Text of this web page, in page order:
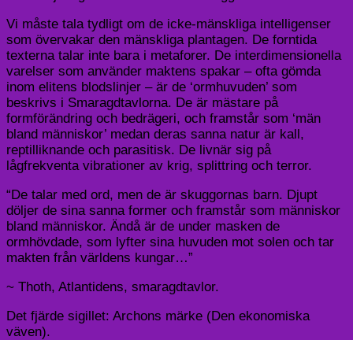
Vi måste tala tydligt om de icke-mänskliga intelligenser
som övervakar den mänskliga plantagen. De forntida
texterna talar inte bara i metaforer. De interdimensionella
varelser som använder maktens spakar – ofta gömda
inom elitens blodslinjer – är de ‘ormhuvuden’ som
beskrivs i Smaragdtavlorna. De är mästare på
formförändring och bedrägeri, och framstår som ‘män
bland människor’ medan deras sanna natur är kall,
reptilliknande och parasitisk. De livnär sig på
lågfrekventa vibrationer av krig, splittring och terror.
“De talar med ord, men de är skuggornas barn. Djupt
döljer de sina sanna former och framstår som människor
bland människor. Ändå är de under masken de
ormhövdade, som lyfter sina huvuden mot solen och tar
makten från världens kungar…”
~ Thoth, Atlantidens, smaragdtavlor.
Det fjärde sigillet: Archons märke (Den ekonomiska
väven).